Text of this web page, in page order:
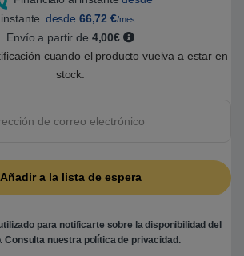
desde 66,72 €/mes
Envío a partir de 4,00€
cuando el producto vuelva a estar en
stock.
para notificarte sobre la disponibilidad del
Consulta nuestra política de privacidad.